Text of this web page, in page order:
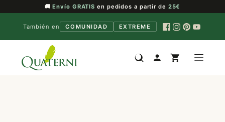
🚚Envío GRATIS en pedidos a partir de 25€
También en COMUNIDAD EXTREME
contenido